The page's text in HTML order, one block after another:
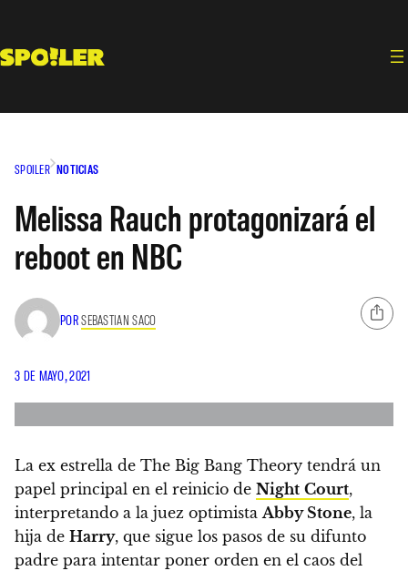
contenido
SPOILER NOTICIAS
Melissa Rauch protagonizará el
reboot en NBC
PORSEBASTIAN SACO
3 DE MAYO, 2021
La ex estrella de The Big Bang Theory tendrá un
papel principal en el reinicio de Night Court,
interpretando a la juez optimistaAbby Stone, la
hija de Harry, que sigue los pasos de su difunto
padre para intentar poner orden en el caos del